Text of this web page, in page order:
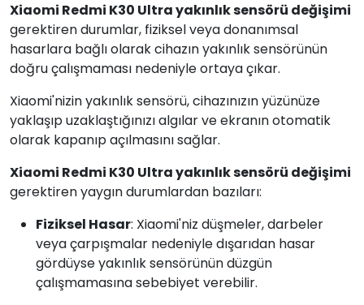
Xiaomi Redmi K30 Ultra yakınlık sensörü değişimi
gerektiren durumlar, fiziksel veya donanımsal
hasarlara bağlı olarak cihazın yakınlık sensörünün
doğru çalışmaması nedeniyle ortaya çıkar.
Xiaomi'nizin yakınlık sensörü, cihazınızın yüzünüze
yaklaşıp uzaklaştığınızı algılar ve ekranın otomatik
olarak kapanıp açılmasını sağlar.
Xiaomi Redmi K30 Ultra yakınlık sensörü değişimi
gerektiren yaygın durumlardan bazıları:
Fiziksel Hasar: Xiaomi'niz düşmeler, darbeler
veya çarpışmalar nedeniyle dışarıdan hasar
gördüyse yakınlık sensörünün düzgün
çalışmamasına sebebiyet verebilir.